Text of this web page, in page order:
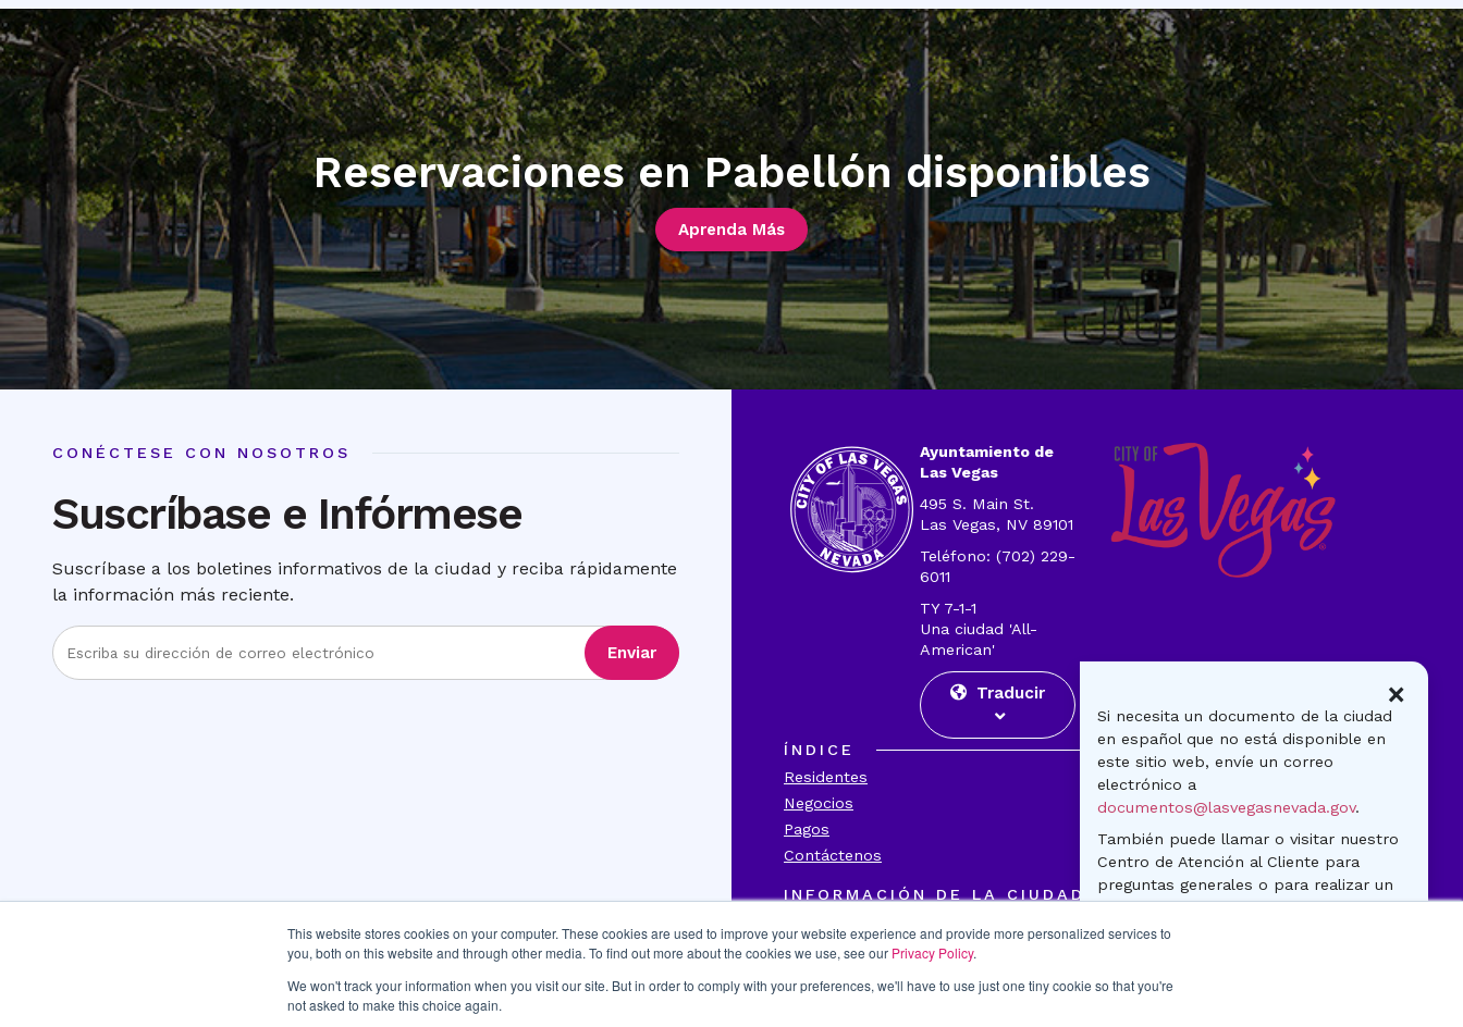
This website stores cookies on your computer. These cookies are used to improve your website experience and provide more personalized services to
you, both on this website and through other media. To find out more about the cookies we use, see our Privacy Policy.
We won't track your information when you visit our site. But in order to comply with your preferences, we'll have to use just one tiny cookie so that you're
not asked to make this choice again.
Reservaciones en Pabellón disponibles
Aprenda Más
CONÉCTESE CON NOSOTROS
Suscríbase e Infórmese
Suscríbase a los boletines informativos de la ciudad y reciba rápidamente
la información más reciente.
Ingrese
la
Enviar
Ayuntamiento de
Las Vegas
495 S. Main St.
Las Vegas, NV 89101
Teléfono: (702) 229-
6011
TY 7-1-1
Una ciudad 'All-
American'
Traducir
ÍNDICE
Residentes
Visitantes
Negocios
Gobierno
Pagos
Noticias
Contáctenos
INFORMACIÓN DE LA CIUDAD
Accesibilidad
Si necesita un documento de la ciudad
en español que no está disponible en
este sitio web, envíe un correo
electrónico a
documentos@lasvegasnevada.gov.
También puede llamar o visitar nuestro
Centro de Atención al Cliente para
preguntas generales o para realizar un
pago. ¡Estamos para ayudarle!
500 S. Main Street
7:30 a.m. - 5:30 p.m.
×